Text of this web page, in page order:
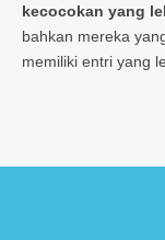
kecocokan yang
bahkan mereka
memiliki entri yang